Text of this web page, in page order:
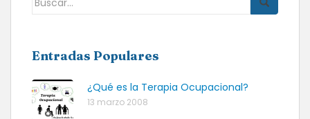
Entradas Populares
¿Qué es la Terapia Ocupacional?
13 marzo 2008